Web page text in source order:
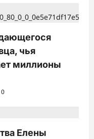
чья
миллионы
0
Елены